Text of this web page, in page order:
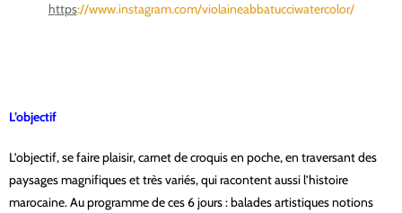
https://www.instagram.com/violaineabbatucciwatercolor/
L’objectif
L’objectif, se faire plaisir, carnet de croquis en poche, en traversant des
paysages magnifiques et très variés, qui racontent aussi l’histoire
marocaine. Au programme de ces 6 jours : balades artistiques notions